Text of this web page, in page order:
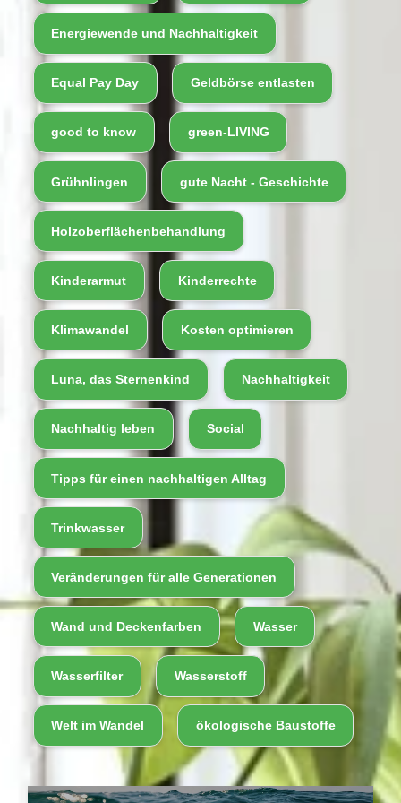
Energiewende und Nachhaltigkeit
Equal Pay Day Geldbörse entlasten
good to know green-LIVING
Grühnlingen gute Nacht - Geschichte
Holzoberflächenbehandlung
Kinderarmut Kinderrechte
Klimawandel Kosten optimieren
Luna, das Sternenkind Nachhaltigkeit
Nachhaltig leben Social
Tipps für einen nachhaltigen Alltag
Trinkwasser
Veränderungen für alle Generationen
Wand und Deckenfarben Wasser
Wasserfilter Wasserstoff
Welt im Wandel ökologische Baustoffe
V